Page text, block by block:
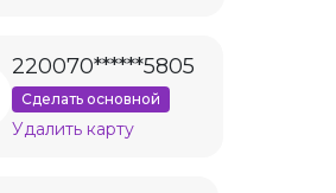
220070******5805
Сделать основной
Удалить карту